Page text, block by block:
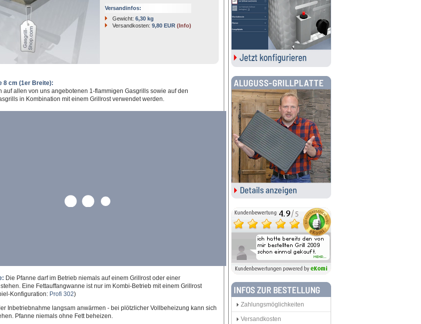
Versandinfos:
Gewicht: 6,30 kg
Versandkosten: 9,80 EUR (Info)
8 cm (1er Breite):
auf allen von uns angebotenen 1-flammigen Gasgrills sowie auf den
in Kombination mit einem Grillrost verwendet werden.
Die Pfanne darf im Betrieb niemals auf einem Grillrost oder einer
Eine Fettauffangwanne ist nur im Kombi-Betrieb mit einem Grillrost
Konfiguration: Profi 302)
Inbetriebnahme langsam anwärmen - bei plötzlicher Vollbeheizung kann sich
Pfanne niemals ohne Fett beheizen.
Zahlungsmöglichkeiten
Versandkosten